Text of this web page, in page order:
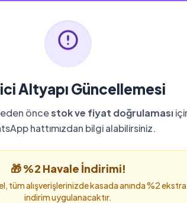
Altyapı Güncellemesi
öncestok ve fiyat doğrulaması
hattımızdan bilgi alabilirsiniz.
🎁 %2 Havale İndirimi!
tüm alışverişlerinizde kasada anında %2 ekstra
indirim uygulanacaktır.
Kitabevi
Kitabevi yayınevine ait tüm eserleri bu